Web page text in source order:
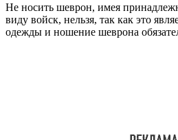
Не носить шеврон, имея
виду войск, нельзя, так как это
одежды и ношение шеврона